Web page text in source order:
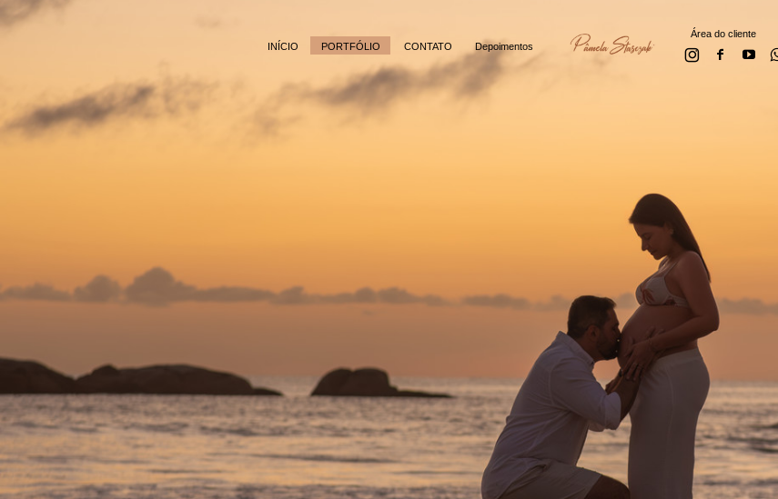
INÍCIO PORTFÓLIO CONTATO Depoimentos
Área do cliente